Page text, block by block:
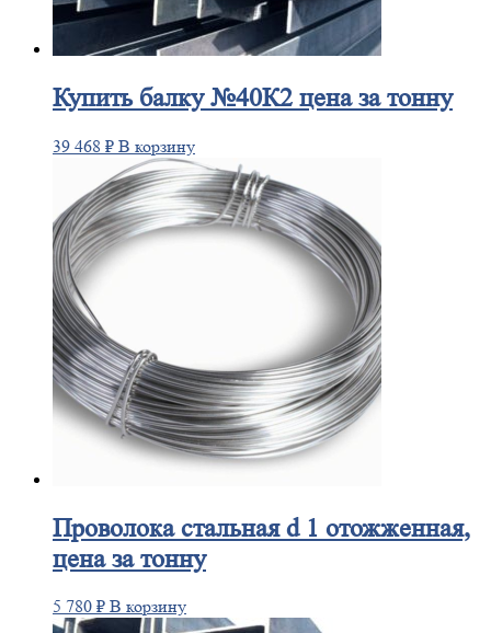
Купитьбалку №40К2 цена за тонну
39 468 ₽ В корзину
Проволокастальная d 1 отожженная,
цена за тонну
5 780 ₽ В корзину